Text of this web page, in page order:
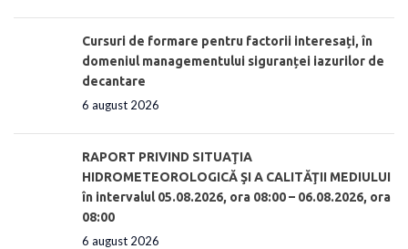
Cursuri de formare pentru factorii interesați, în
domeniul managementului siguranței iazurilor de
decantare
6 august 2026
RAPORT PRIVIND SITUAŢIA
HIDROMETEOROLOGICĂ ŞI A CALITĂŢII MEDIULUI
în intervalul 05.08.2026, ora 08:00 – 06.08.2026, ora
08:00
6 august 2026